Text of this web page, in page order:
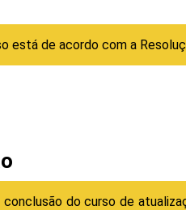
está de acordo com a
do curso de